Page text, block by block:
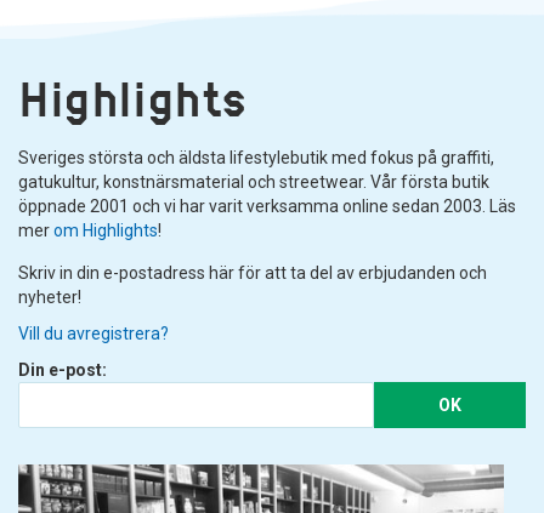
Highlights
Sveriges största och äldsta lifestylebutik med fokus på graffiti,
gatukultur, konstnärsmaterial och streetwear. Vår första butik
öppnade 2001 och vi har varit verksamma online sedan 2003. Läs
merom Highlights!
Skriv in din e-postadress här för att ta del av erbjudanden och
nyheter!
Vill du avregistrera?
Din e-post:
OK